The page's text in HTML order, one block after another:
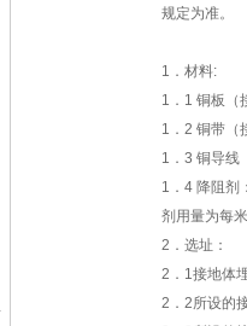
规定为准。
1．材料:
1．1 铜板（
1．2 铜带（
1．3 铜导线
1．4 降阻剂
剂用量为每
2．选址：
2．1接地体
2．2所设的